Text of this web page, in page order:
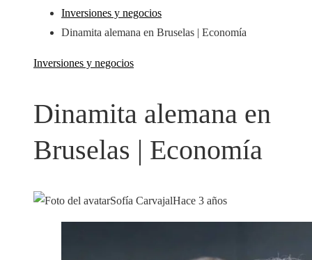
Inversiones y negocios
Dinamita alemana en Bruselas | Economía
Inversiones y negocios
Dinamita alemana en
Bruselas | Economía
Sofía CarvajalHace 3 años